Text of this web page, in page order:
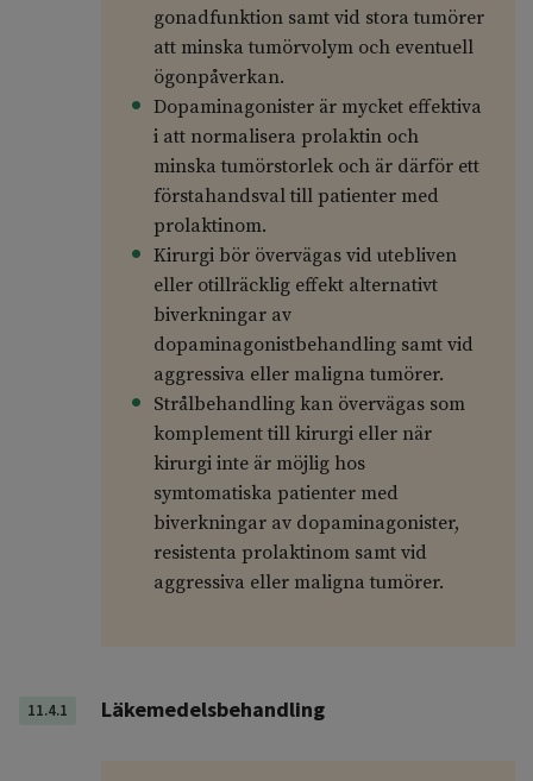
gonadfunktion samt vid stora tumörer
att minska tumörvolym och eventuell
ögonpåverkan.
Dopaminagonister är mycket effektiva
i att normalisera prolaktin och
minska tumörstorlek och är därför ett
förstahandsval till patienter med
prolaktinom.
Kirurgi bör övervägas vid utebliven
eller otillräcklig effekt alternativt
biverkningar av
dopaminagonistbehandling samt vid
aggressiva eller maligna tumörer.
Strålbehandling kan övervägas som
komplement till kirurgi eller när
kirurgi inte är möjlig hos
symtomatiska patienter med
biverkningar av dopaminagonister,
resistenta prolaktinom samt vid
aggressiva eller maligna tumörer.
11.4.1 Läkemedelsbehandling